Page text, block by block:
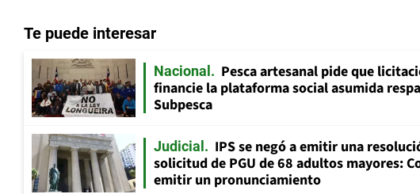
Te puede interesar
Nacional
Pesca artesanal pide que
financie la plataforma social asumida
Subpesca
Judicial
IPS se negó a emitir una
solicitud de PGU de 68 adultos mayores:
emitir un pronunciamiento